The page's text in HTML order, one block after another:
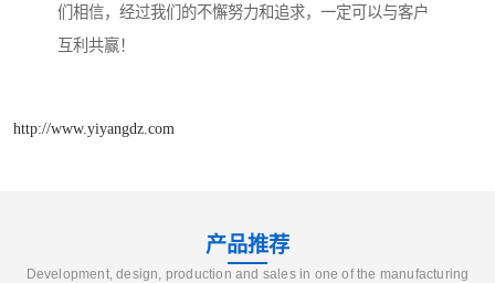
们相信，经过我们的不懈努力和追求，一定可以与客户
互利共赢！
http://www.yiyangdz.com
产品推荐
Development, design, production and sales in one of the manufacturing